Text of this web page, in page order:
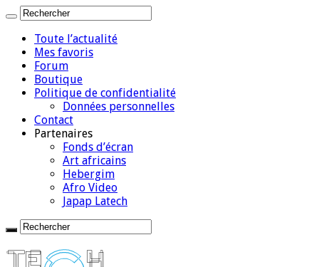
Toute l’actualité
Mes favoris
Forum
Boutique
Politique de confidentialité
Données personnelles
Contact
Partenaires
Fonds d’écran
Art africains
Hebergim
Afro Video
Japap Latech